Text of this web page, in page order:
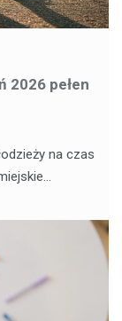
2026 pełen
na czas